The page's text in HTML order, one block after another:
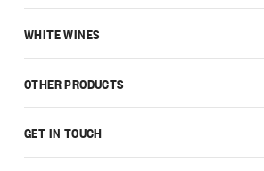
GET IN TOUCH
WHITE WINES
OTHER PRODUCTS